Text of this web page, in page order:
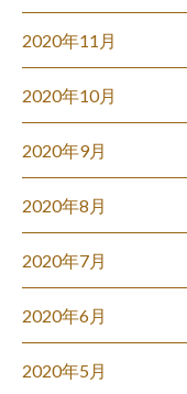
2020年11月
2020年10月
2020年9月
2020年8月
2020年7月
2020年6月
2020年5月